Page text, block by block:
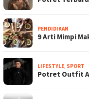
PENDIDIKAN
9 Arti Mimpi
LIFESTYLE SPORT
Potret Outfit